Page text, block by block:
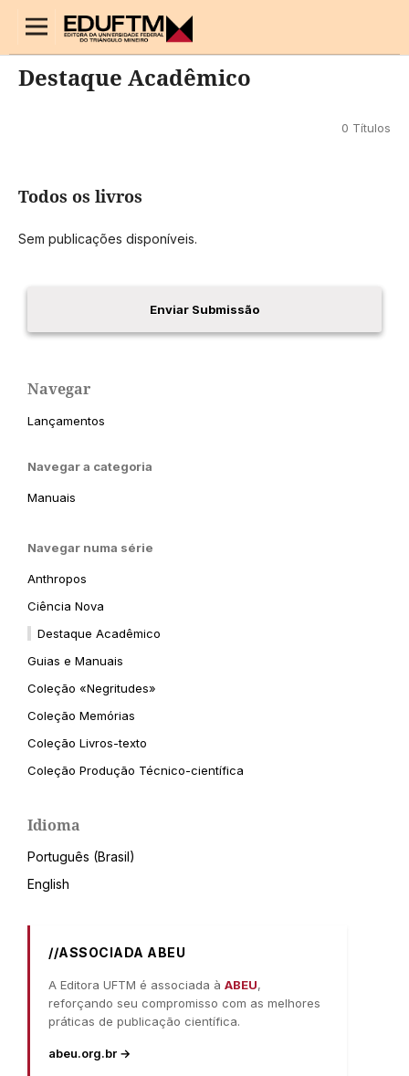
Início Destaque Acadêmico
Destaque Acadêmico
0 Títulos
Todos os livros
Sem publicações disponíveis.
Enviar Submissão
Navegar
Lançamentos
Navegar a categoria
Manuais
Navegar numa série
Anthropos
Ciência Nova
Destaque Acadêmico
Guias e Manuais
Coleção «Negritudes»
Coleção Memórias
Coleção Livros-texto
Coleção Produção Técnico-científica
Idioma
Português (Brasil)
English
//ASSOCIADA ABEU
A Editora UFTM é associada à ABEU,
reforçando seu compromisso com as melhores
práticas de publicação científica.
abeu.org.br →